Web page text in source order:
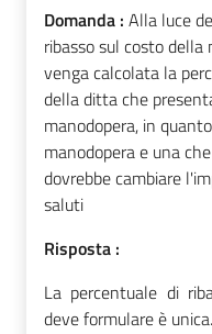
Domanda : Alla luce
ribasso sul costo della
venga calcolata la
della ditta che
manodopera, in
manodopera e una
dovrebbe cambiare
saluti
Risposta :
La percentuale di
deve formulare è unica.